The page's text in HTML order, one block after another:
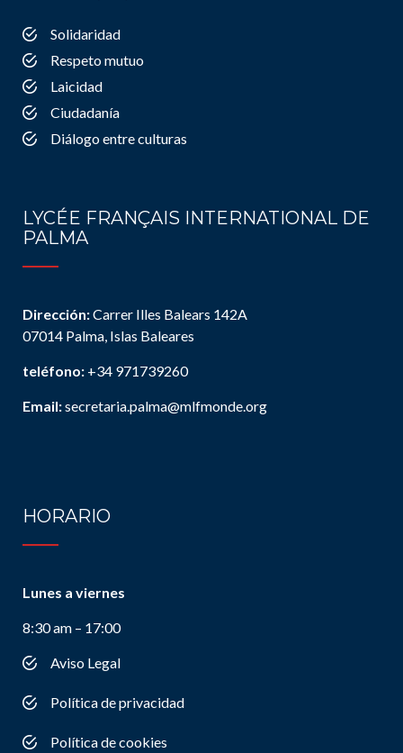
Solidaridad
Respeto mutuo
Laicidad
Ciudadanía
Diálogo entre culturas
LYCÉE FRANÇAIS INTERNATIONAL DE
PALMA
Dirección:Carrer Illes Balears 142A
07014 Palma, Islas Baleares
teléfono: +34 971739260
Email:secretaria.palma@mlfmonde.org
HORARIO
Lunes a viernes
8:30 am – 17:00
Aviso Legal
Política de privacidad
Política de cookies